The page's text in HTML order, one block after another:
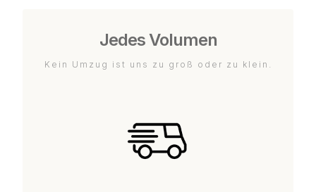
Jedes Volumen
Kein Umzug ist uns zu groß oder zu klein.